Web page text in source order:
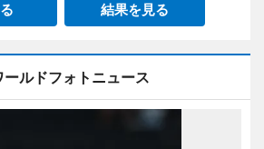
結果を見る
ールドフォトニュース